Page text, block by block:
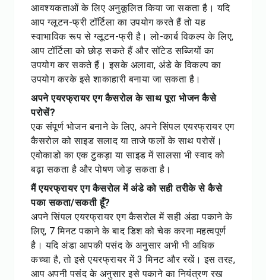
आवश्यकताओं के लिए अनुकूलित किया जा सकता है। यदि
आप ग्लूटन-फ्री टॉर्टिला का उपयोग करते हैं तो यह
स्वाभाविक रूप से ग्लूटन-फ्री है। लो-कार्ब विकल्प के लिए,
आप टॉर्टिला को छोड़ सकते हैं और सॉटेड सब्जियों का
उपयोग कर सकते हैं। इसके अलावा, अंडे के विकल्प का
उपयोग करके इसे शाकाहारी बनाया जा सकता है।
अपने एयरफ्रायर एग कैसरोल के साथ पूरा भोजन कैसे
परोसें?
एक संपूर्ण भोजन बनाने के लिए, अपने सिंपल एयरफ्रायर एग
कैसरोल को साइड सलाद या ताजे फलों के साथ परोसें।
एवोकाडो का एक टुकड़ा या साइड में सालसा भी स्वाद को
बढ़ा सकता है और पोषण जोड़ सकता है।
मैं एयरफ्रायर एग कैसरोल में अंडे को सही तरीके से कैसे
पका सकता/सकती हूँ?
अपने सिंपल एयरफ्रायर एग कैसरोल में सही अंडा पकाने के
लिए, 7 मिनट पकाने के बाद डिश को चेक करना महत्वपूर्ण
है। यदि अंडा आपकी पसंद के अनुसार अभी भी अधिक
कच्चा है, तो इसे एयरफ्रायर में 3 मिनट और रखें। इस तरह,
आप अपनी पसंद के अनुसार इसे पकाने का नियंत्रण रख